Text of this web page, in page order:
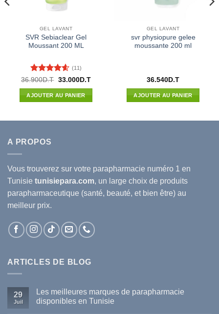
GEL LAVANT
SVR Sebiaclear Gel
Moussant 200 ML
Note4.55
sur 5
(11)
36.900D.T Le
initial
était :
33.000D.TLe
AJOUTER AU PANIER
GEL LAVANT
svr physiopure gelee
moussante 200 ml
36.540 D.T
AJOUTER AU PANIER
A PROPOS
Vous trouverez sur votre parapharmacie numéro 1 en
Tunisie tunisiepara.com, un large choix de produits
parapharmaceutique (santé, beauté, et bien être) au
meilleur prix.
ARTICLES DE BLOG
29
Juil
Les meilleures marques de parapharmacie
disponibles en Tunisie